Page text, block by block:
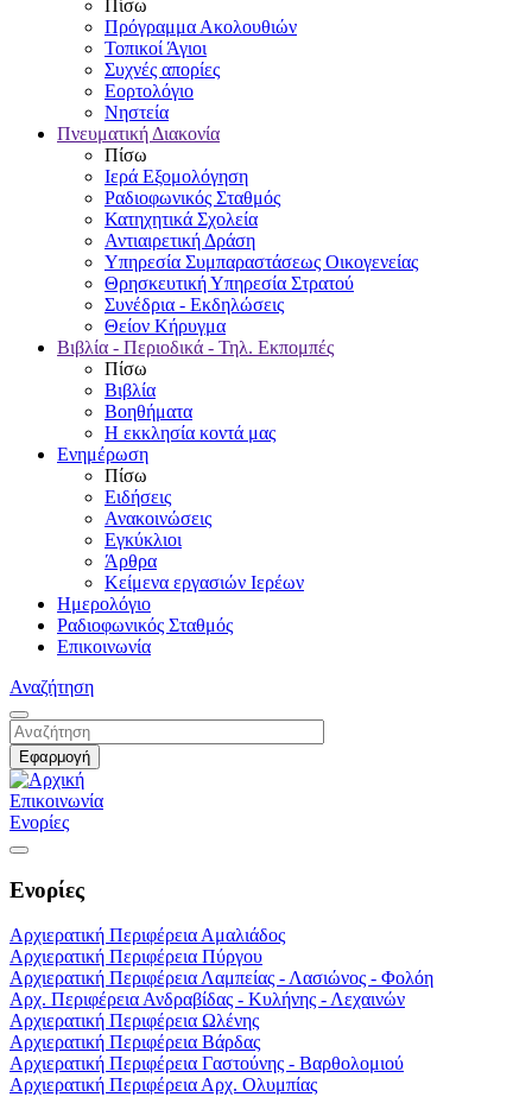
Πίσω
Πρόγραμμα Ακολουθιών
Τοπικοί Άγιοι
Συχνές απορίες
Εορτολόγιο
Νηστεία
Πνευματική Διακονία
Πίσω
Ιερά Εξομολόγηση
Ραδιοφωνικός Σταθμός
Κατηχητικά Σχολεία
Αντιαιρετική Δράση
Υπηρεσία Συμπαραστάσεως Οικογενείας
Θρησκευτική Υπηρεσία Στρατού
Συνέδρια - Εκδηλώσεις
Θείον Κήρυγμα
Βιβλία - Περιοδικά - Τηλ. Εκπομπές
Πίσω
Βιβλία
Βοηθήματα
Η εκκλησία κοντά μας
Ενημέρωση
Πίσω
Ειδήσεις
Ανακοινώσεις
Εγκύκλιοι
Άρθρα
Κείμενα εργασιών Ιερέων
Ημερολόγιο
Ραδιοφωνικός Σταθμός
Επικοινωνία
Αναζήτηση
Επικοινωνία
Ενορίες
Ενορίες
Αρχιερατική Περιφέρεια Αμαλιάδος
Αρχιερατική Περιφέρεια Πύργου
Αρχιερατική Περιφέρεια Λαμπείας - Λασιώνος - Φολόη
Αρχ. Περιφέρεια Ανδραβίδας - Κυλήνης - Λεχαινών
Αρχιερατική Περιφέρεια Ωλένης
Αρχιερατική Περιφέρεια Βάρδας
Αρχιερατική Περιφέρεια Γαστούνης - Βαρθολομιού
Αρχιερατική Περιφέρεια Αρχ. Ολυμπίας